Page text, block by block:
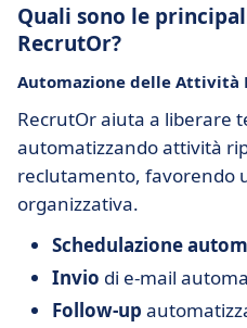
Quali sono le
RecrutOr?
Automazione delle Attività
RecrutOr aiuta a liberare
automatizzando attività
reclutamento, favorendo
organizzativa.
Schedulazione
Invio di e-mail
Follow-up